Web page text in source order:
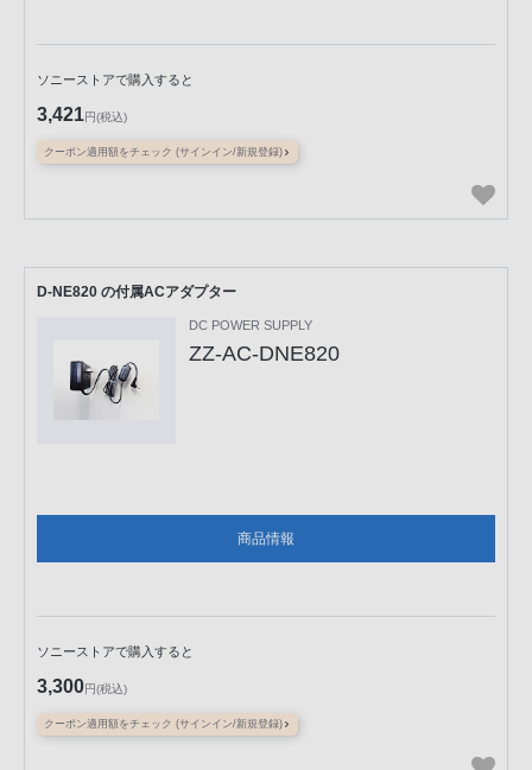
ソニーストアで購入すると
3,421円(税込)
クーポン適用額をチェック (サインイン/新規登録)
D-NE820 の付属ACアダプター
DC POWER SUPPLY
ZZ-AC-DNE820
商品情報
ソニーストアで購入すると
3,300円(税込)
クーポン適用額をチェック (サインイン/新規登録)